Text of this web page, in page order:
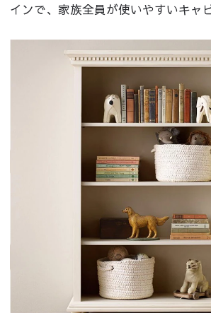
インで、家族全員が使いやすいキャ